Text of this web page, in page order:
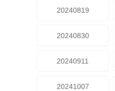
20240819
20240830
20240911
20241007